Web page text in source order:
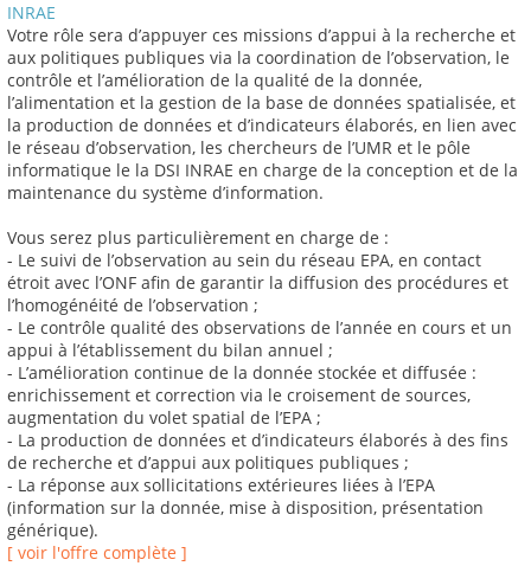
INRAE
Votre rôle sera d’appuyer ces missions d’appui à la recherche et
aux politiques publiques via la coordination de l’observation, le
contrôle et l’amélioration de la qualité de la donnée,
l’alimentation et la gestion de la base de données spatialisée, et
la production de données et d’indicateurs élaborés, en lien avec
le réseau d’observation, les chercheurs de l’UMR et le pôle
informatique le la DSI INRAE en charge de la conception et de la
maintenance du système d’information.
Vous serez plus particulièrement en charge de :
- Le suivi de l’observation au sein du réseau EPA, en contact
étroit avec l’ONF afin de garantir la diffusion des procédures et
l’homogénéité de l’observation ;
- Le contrôle qualité des observations de l’année en cours et un
appui à l’établissement du bilan annuel ;
- L’amélioration continue de la donnée stockée et diffusée :
enrichissement et correction via le croisement de sources,
augmentation du volet spatial de l’EPA ;
- La production de données et d’indicateurs élaborés à des fins
de recherche et d’appui aux politiques publiques ;
- La réponse aux sollicitations extérieures liées à l’EPA
(information sur la donnée, mise à disposition, présentation
générique).
[ voir l'offre complète ]